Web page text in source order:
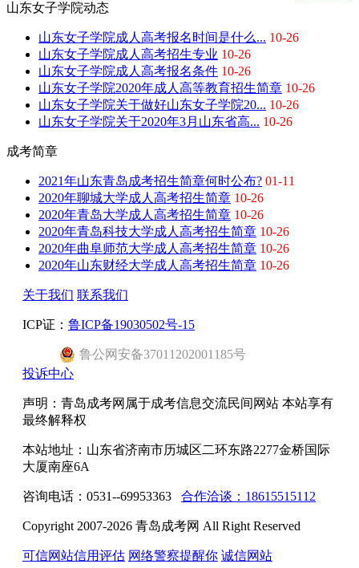
山东女子学院动态
山东女子学院成人高考报名时间是什么... 10-26
山东女子学院成人高考招生专业 10-26
山东女子学院成人高考报名条件 10-26
山东女子学院2020年成人高等教育招生简章 10-26
山东女子学院关于做好山东女子学院20... 10-26
山东女子学院关于2020年3月山东省高... 10-26
成考简章
2021年山东青岛成考招生简章何时公布? 01-11
2020年聊城大学成人高考招生简章 10-26
2020年青岛大学成人高考招生简章 10-26
2020年青岛科技大学成人高考招生简章 10-26
2020年曲阜师范大学成人高考招生简章 10-26
2020年山东财经大学成人高考招生简章 10-26
关于我们 联系我们
ICP证： 鲁ICP备19030502号-15
鲁公网安备37011202001185号
投诉中心
声明：青岛成考网属于成考信息交流民间网站 本站享有
最终解释权
本站地址：山东省济南市历城区二环东路2277金桥国际
大厦南座6A
咨询电话：0531--69953363 合作洽谈：18615515112
Copyright 2007-2026 青岛成考网 All Right Reserved
可信网站信用评估 网络警察提醒你 诚信网站